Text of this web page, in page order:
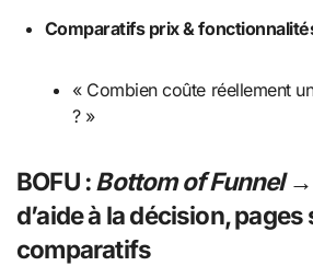
Comparatifs prix &
« Combien coûte réellement
? »
BOFU:Bottom of Funnel→
d’aide à la décision,
comparatifs